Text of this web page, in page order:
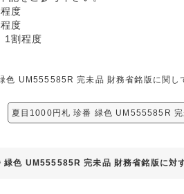
度
度
1割程度
色 UM555585R 完未品 財務省銘版に関し
夏目1000円札 珍番 緑色 UM555585R
緑色 UM555585R 完未品 財務省銘版に対